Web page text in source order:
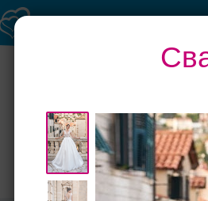
Торжества за
городом
50